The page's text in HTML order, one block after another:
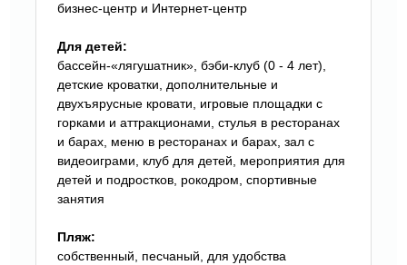
бизнес-центр и Интернет-центр
Для детей:
бассейн-«лягушатник», бэби-клуб (0 - 4 лет),
детские кроватки, дополнительные и
двухъярусные кровати, игровые площадки с
горками и аттракционами, стулья в ресторанах
и барах, меню в ресторанах и барах, зал с
видеоиграми, клуб для детей, мероприятия для
детей и подростков, рокодром, спортивные
занятия
Пляж:
собственный, песчаный, для удобства